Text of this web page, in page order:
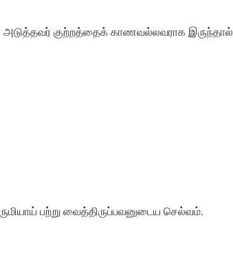
குற்றத்தைக் காணவல்லவராக இருந்தால்
பற்று வைத்திருப்பவனுடைய செல்வம்.